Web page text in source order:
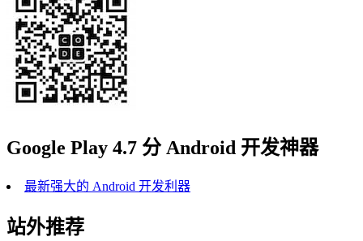
Google Play 4.7 分 Android 开发神器
最新强大的 Android 开发利器
站外推荐